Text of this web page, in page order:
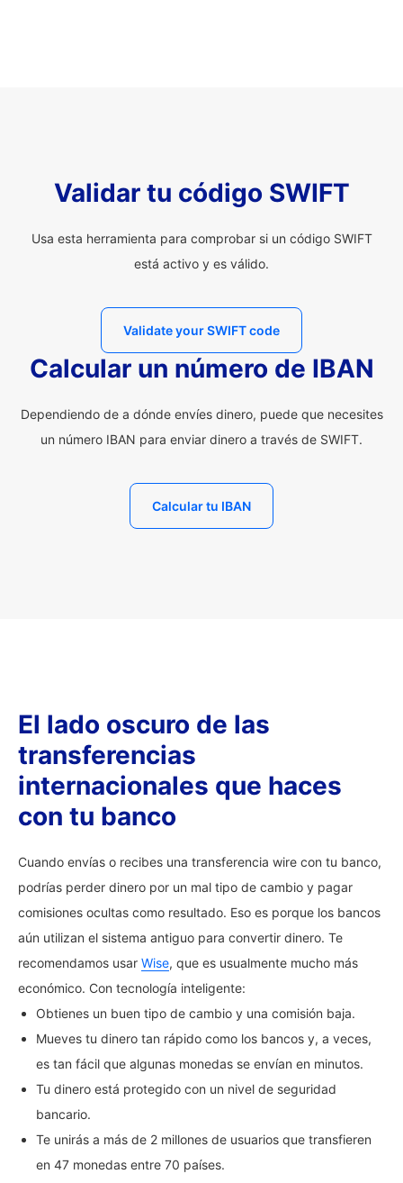
Validar tu código SWIFT
Usa esta herramienta para comprobar si un código SWIFT
está activo y es válido.
Validate your SWIFT code
Calcular un número de IBAN
Dependiendo de a dónde envíes dinero, puede que necesites
un número IBAN para enviar dinero a través de SWIFT.
Calcular tu IBAN
El lado oscuro de las
transferencias
internacionales que haces
con tu banco
Cuando envías o recibes una transferencia wire con tu banco,
podrías perder dinero por un mal tipo de cambio y pagar
comisiones ocultas como resultado. Eso es porque los bancos
aún utilizan el sistema antiguo para convertir dinero. Te
recomendamos usar Wise, que es usualmente mucho más
económico. Con tecnología inteligente:
Obtienes un buen tipo de cambio y una comisión baja.
Mueves tu dinero tan rápido como los bancos y, a veces,
es tan fácil que algunas monedas se envían en minutos.
Tu dinero está protegido con un nivel de seguridad
bancario.
Te unirás a más de 2 millones de usuarios que transfieren
en 47 monedas entre 70 países.